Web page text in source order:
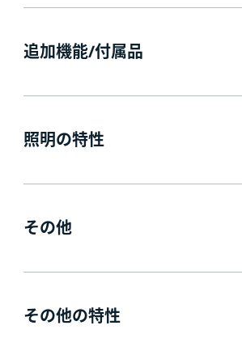
追加機能/付属品
照明の特性
その他
その他の特性